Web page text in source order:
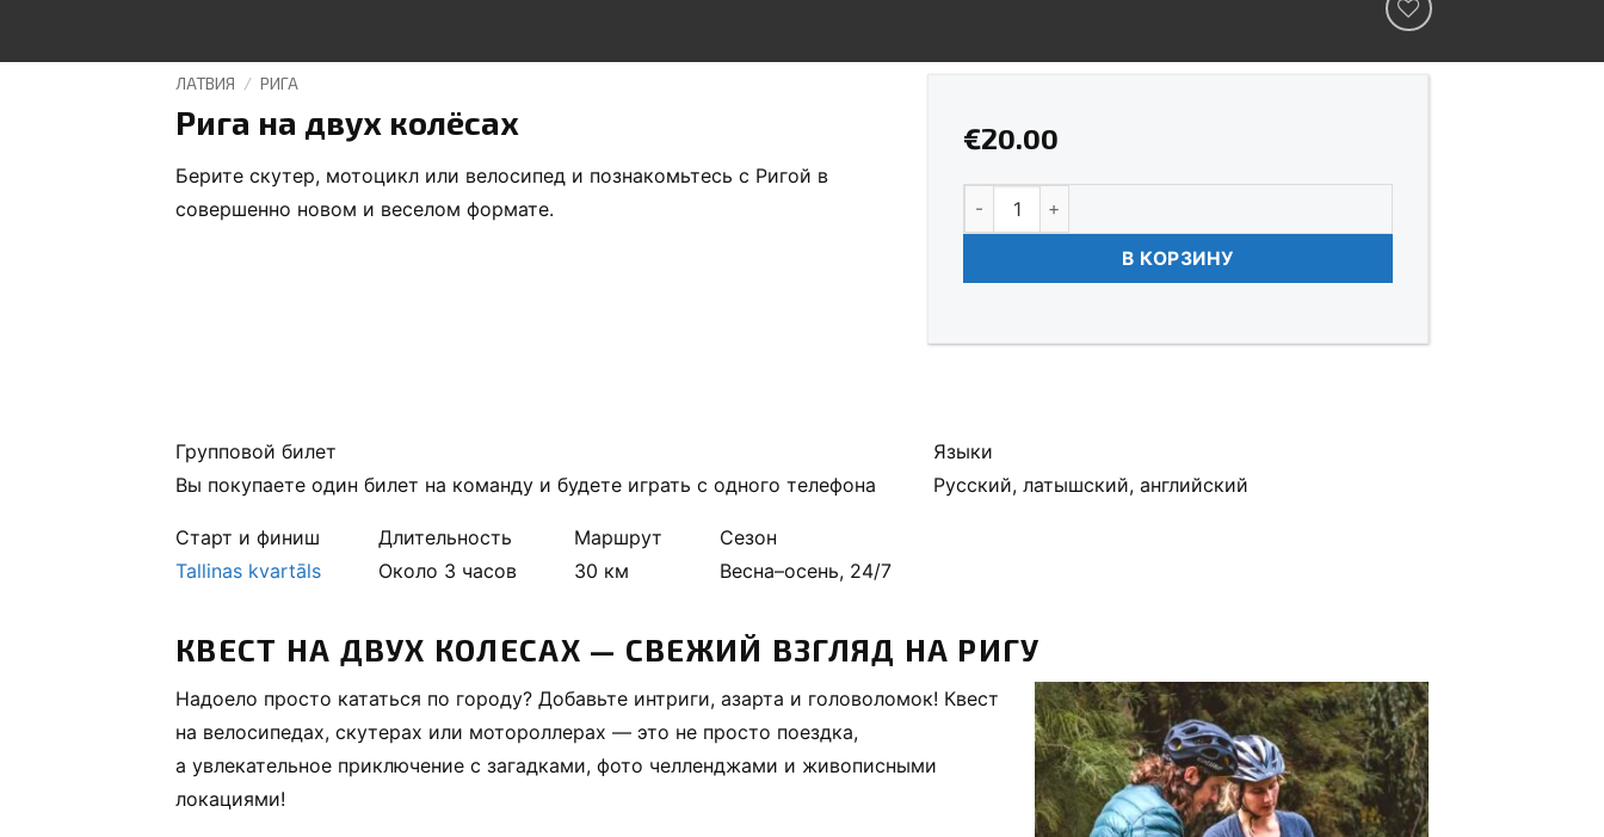
ЛАТВИЯ / РИГА
Рига на двух колёсах
Берите скутер, мотоцикл или велосипед и познакомьтесь с Ригой в
совершенно новом и веселом формате.
€20.00
Количество Рига на двух колёсах
В КОРЗИНУ
Групповой билет
Вы покупаете один билет на команду и будете играть с одного телефона
Языки
Русский, латышский, английский
Старт и финиш
Tallinas kvartāls
Длительность
Около 3 часов
Маршрут
30 км
Сезон
Весна–осень, 24/7
КВЕСТ НА ДВУХ КОЛЕСАХ — СВЕЖИЙ ВЗГЛЯД НА РИГУ
Надоело просто кататься по городу? Добавьте интриги, азарта и головоломок! Квест
на велосипедах, скутерах или мотороллерах — это не просто поездка,
а увлекательное приключение с загадками, фото челленджами и живописными
локациями!